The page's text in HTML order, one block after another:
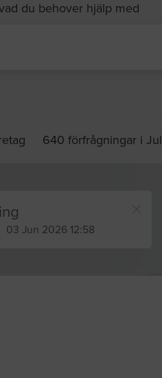
du behover hjälp med
640 förfrågningar i
03 Jun 2026 12:58